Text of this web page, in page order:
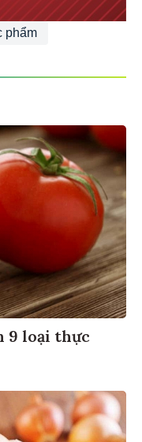
phẩm
9 loại thực